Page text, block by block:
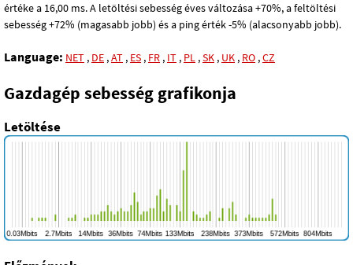
értéke a 16,00 ms. A letöltési sebesség éves változása +70%, a feltöltési
sebesség +72% (magasabb jobb) és a ping érték -5% (alacsonyabb jobb).
Language: NET , DE ,AT , ES , FR , IT , PL ,SK , UK , RO ,CZ
Gazdagép sebesség grafikonja
Letöltése